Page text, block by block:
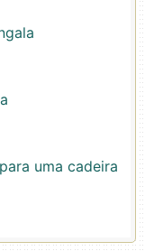
uma cadeira